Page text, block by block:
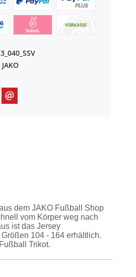
JAKO
dem JAKO Fußball Shop
vom Körper weg nach
ist das Jersey
104 - 164 erhältlich.
Trikot.